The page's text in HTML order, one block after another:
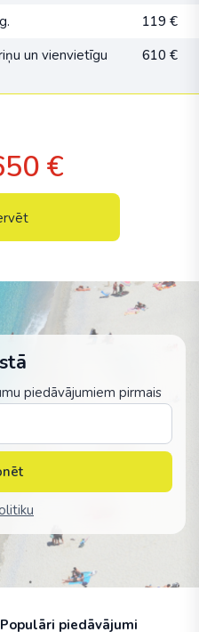
119 €
un vienvietīgu
610 €
€
piedāvājumiem pirmais
Populāri piedāvājumi